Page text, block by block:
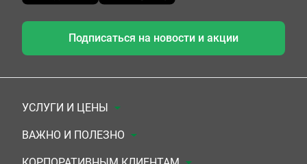
Подписаться на новости и акции
УСЛУГИ И ЦЕНЫ
Анализы
ВАЖНО И ПОЛЕЗНО